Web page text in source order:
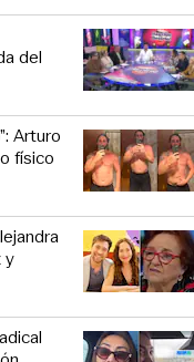
del
Arturo
físico
y